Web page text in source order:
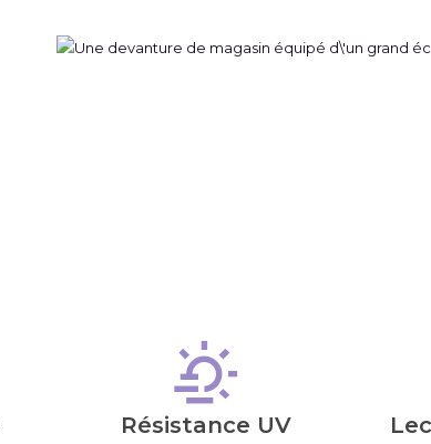
Résistance UV